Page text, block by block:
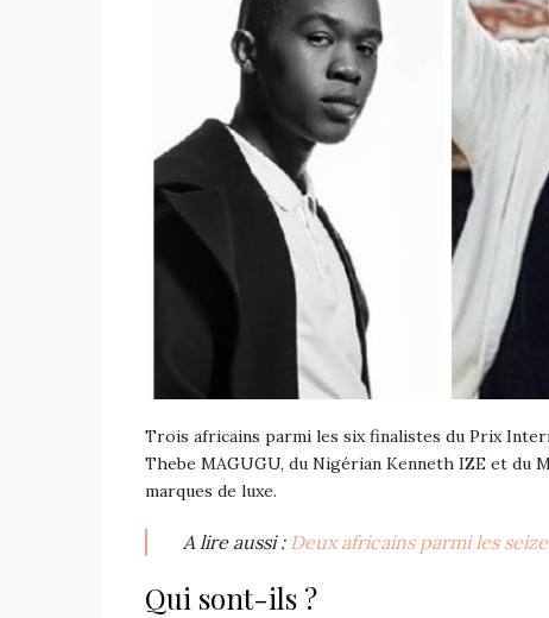
Trois africains parmi les six finalistes du Prix
Thebe MAGUGU, du Nigérian Kenneth IZE et du
marques de luxe.
A lire aussi : Deux africains parmi les
Qui sont-ils ?